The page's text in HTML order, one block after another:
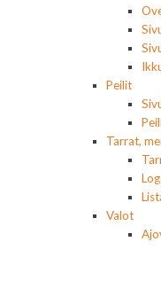
Peilit
Tarrat,
Valot